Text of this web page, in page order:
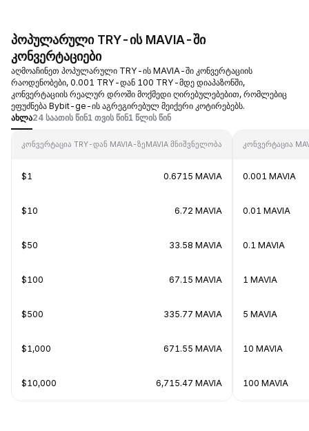
პოპულარული TRY-ის MAVIA-ში
კონვერტაციები
აღმოაჩინეთ პოპულარული TRY-ის MAVIA-ში კონვერტაციის
რაოდენობები, 0.001 TRY-დან 100 TRY-მდე დიაპაზონში,
კონვერტაციის რეალურ დროში მოქმედი ღირებულებებით, რომლებიც
ეფუძნება Bybit-ge-ის აგრეგირებულ მეიქერი კოტირებებს.
ახლა24 საათის წინ1 თვის წინ1 წლის წინ
კონვერტაცია TRY-დან MAVIA-ზეMAVIA მნიშვნელობა
$1 0.6715 MAVIA
$10 6.72 MAVIA
$50 33.58 MAVIA
$100 67.15 MAVIA
$500 335.77 MAVIA
$1,000 671.55 MAVIA
$10,000 6,715.47 MAVIA
კონვერტაცია
0.001 MAVIA
0.01 MAVIA
0.1 MAVIA
1 MAVIA
5 MAVIA
10 MAVIA
100 MAVIA